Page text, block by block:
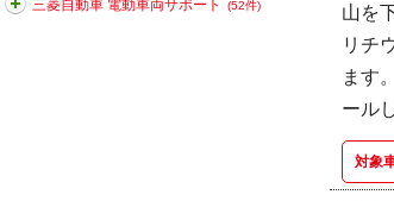
三菱自動車 電動車両サポート (52件)
山を
リチ
ます
ール
対象